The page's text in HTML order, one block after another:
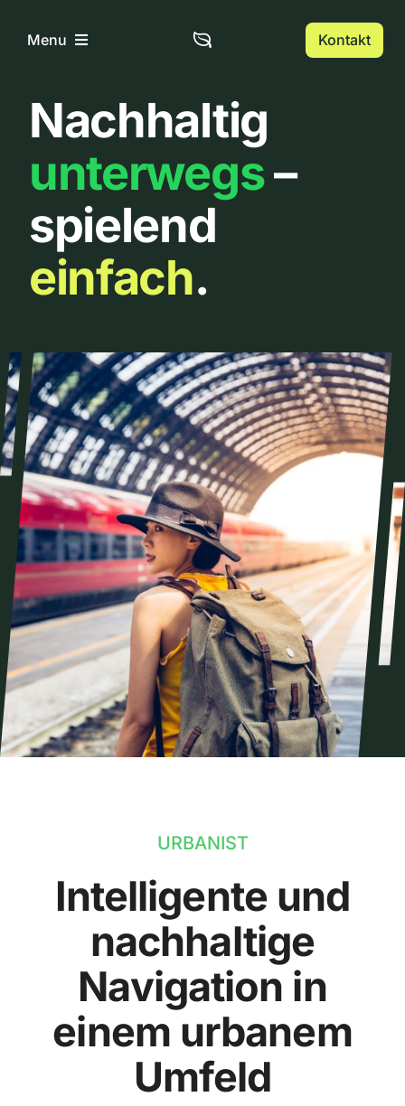
InhaltMenu
Home
Über uns
Urbanlist
Kontakt
Nachhaltig
unterwegs–
spielend
einfach.
URBANIST
Intelligente und
nachhaltige
Navigation in
einem urbanem
Umfeld